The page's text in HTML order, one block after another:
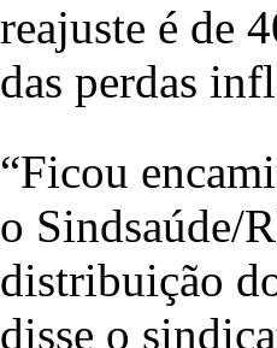
reajuste é de
das perdas
“Ficou
o Sindsaúde/
distribuição
disse o